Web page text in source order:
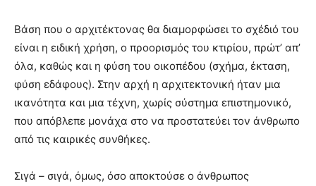
Βάση που ο αρχιτέκτονας θα διαμορφώσει το σχέδιό του
είναι η ειδική χρήση, ο προορισμός του κτιρίου, πρώτ’ απ’
όλα, καθώς και η φύση του οικοπέδου (σχήμα, έκταση,
φύση εδάφους). Στην αρχή η αρχιτεκτονική ήταν μια
ικανότητα και μια τέχνη, χωρίς σύστημα επιστημονικό,
που απόβλεπε μονάχα στο να προστατεύει τον άνθρωπο
από τις καιρικές συνθήκες.
Σιγά – σιγά, όμως, όσο αποκτούσε ο άνθρωπος